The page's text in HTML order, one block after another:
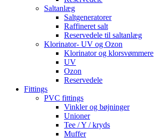
Saltanlæg
Saltgeneratorer
Raffineret salt
Reservedele til saltanlæg
Klorinator- UV og Ozon
Klorinator og klorsvømmere
UV
Ozon
Reservedele
Fittings
PVC fittings
Vinkler og bøjninger
Unioner
Tee / Y / kryds
Muffer